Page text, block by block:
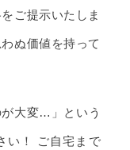
ご提示いたしま
ぬ価値を持って
が大変…」という
い！ ご自宅まで